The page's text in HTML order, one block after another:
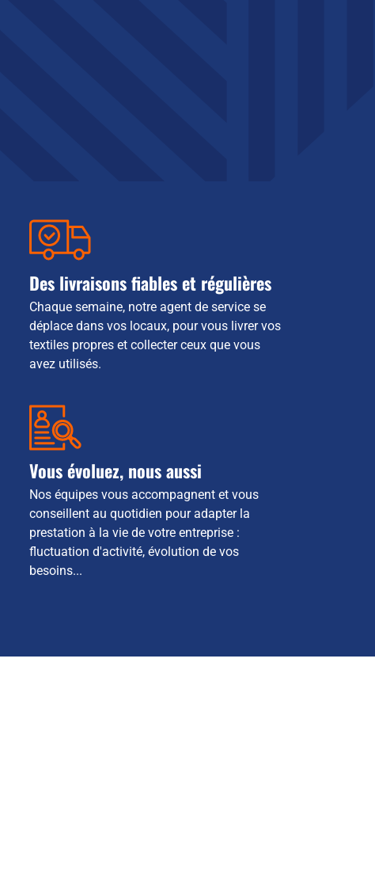
Des livraisons fiables et régulières
Chaque semaine, notre agent de service se
déplace dans vos locaux, pour vous livrer vos
textiles propres et collecter ceux que vous
avez utilisés.
Vous évoluez, nous aussi
Nos équipes vous accompagnent et vous
conseillent au quotidien pour adapter la
prestation à la vie de votre entreprise :
fluctuation d'activité, évolution de vos
besoins...